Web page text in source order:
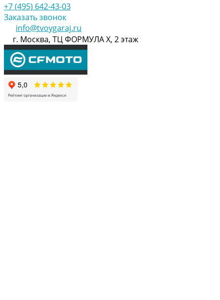
+7 (495) 642-43-03
Заказать звонок
info@tvoygaraj.ru
г. Москва, ТЦ ФОРМУЛА Х, 2 этаж